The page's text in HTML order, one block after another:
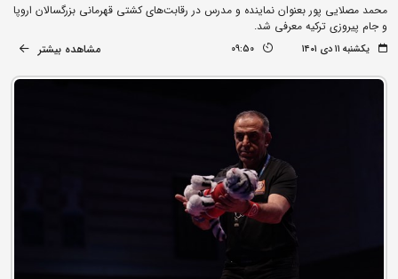
محمد مصلایی پور بعنوان نماینده و مدرس در رقابت‌های کشتی قهرمانی بزرگسالان اروپا
و جام پیروزی ترکیه معرفی شد.
یکشنبه ۱۱ دی ۱۴۰۱ 09:50 مشاهده بیشتر